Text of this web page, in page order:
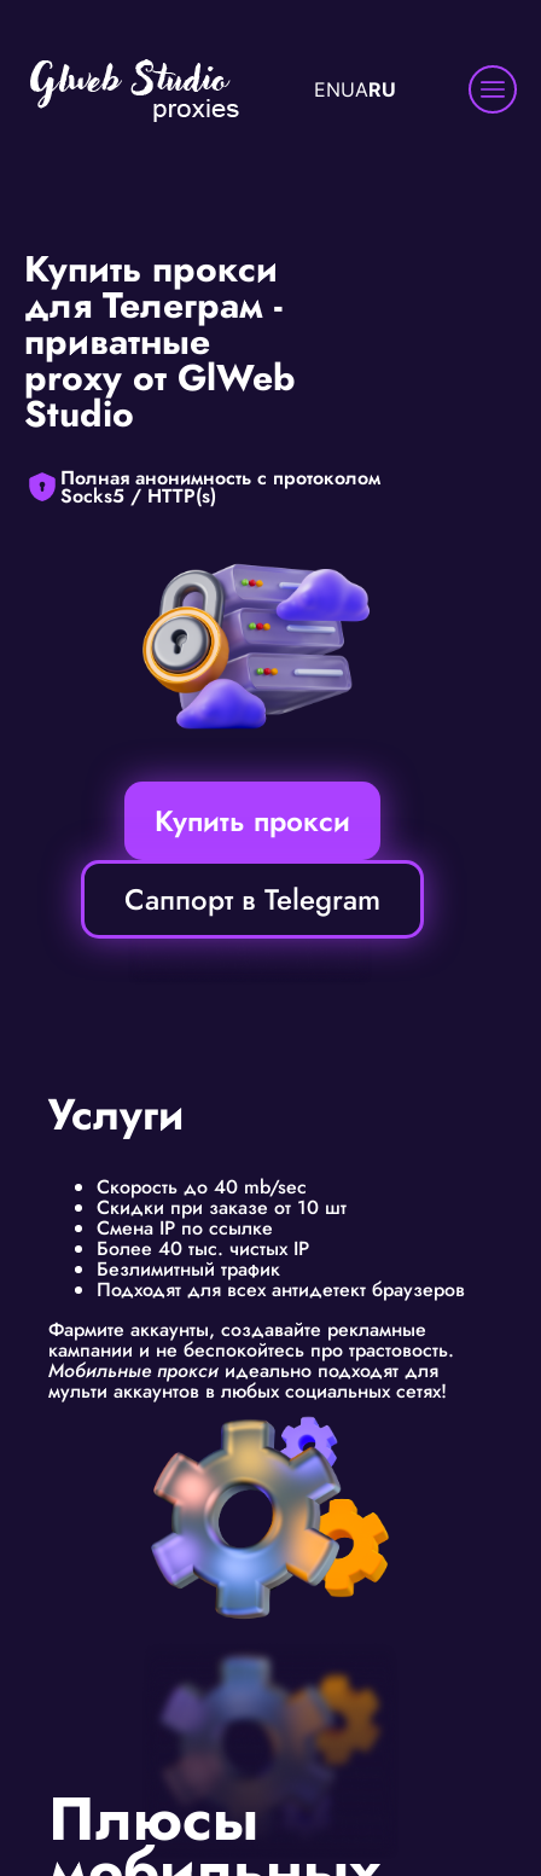
ENUARU
Купить прокси
для Телеграм -
приватные
proxy от GlWeb
Studio
Полная анонимность с протоколом
Socks5 / HTTP(s)
Купить прокси
Саппорт в Telegram
Услуги
Скорость до 40 mb/sec
Скидки при заказе от 10 шт
Смена IP по ссылке
Более 40 тыс. чистых IP
Безлимитный трафик
Подходят для всех антидетект браузеров
Фармите аккаунты, создавайте рекламные
кампании и не беспокойтесь про трастовость.
Мобильные прокси идеально подходят для
мульти аккаунтов в любых социальных сетях!
Плюсы